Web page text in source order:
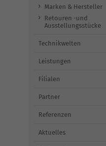
Marken & Hersteller
Retouren -und
Ausstellungsstücke
Technikwelten
Leistungen
Filialen
Partner
Referenzen
Aktuelles